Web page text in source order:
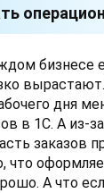
бизнесе
дня
в 1С. А из-
заказов
что
А что